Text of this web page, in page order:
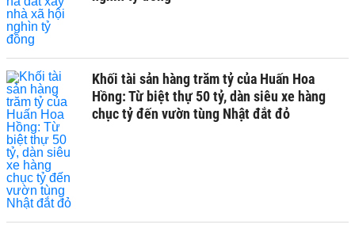
Khối tài sản hàng trăm tỷ của Huấn Hoa
Hồng: Từ biệt thự 50 tỷ, dàn siêu xe hàng
chục tỷ đến vườn tùng Nhật đắt đỏ